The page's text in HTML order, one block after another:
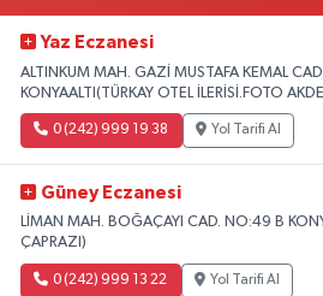
Yaz Eczanesi
ALTINKUM MAH. GAZİ MUSTAFA KEMAL
KONYAALTI(TÜRKAY OTEL İLERİSİ.FOTO
0 (242) 999 19 38 Yol Tarifi Al
Güney Eczanesi
LİMAN MAH. BOĞAÇAYI CAD. NO:49 B
ÇAPRAZI)
0 (242) 999 13 22 Yol Tarifi Al